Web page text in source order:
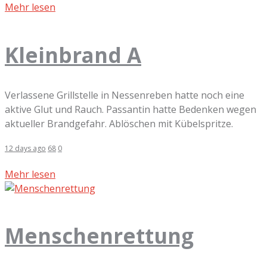
Mehr lesen
Kleinbrand A
Verlassene Grillstelle in Nessenreben hatte noch eine
aktive Glut und Rauch. Passantin hatte Bedenken wegen
aktueller Brandgefahr. Ablöschen mit Kübelspritze.
12 days ago 68 0
Mehr lesen
Menschenrettung